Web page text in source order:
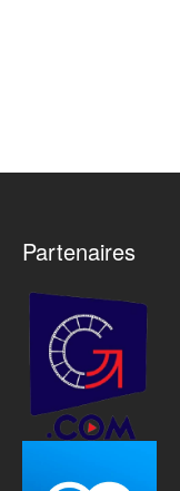
Partenaires